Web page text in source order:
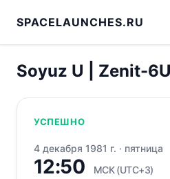
SPACELAUNCHES.RU
Soyuz U | Zenit-
УСПЕШНО
4 декабря 1981 г. · пятница
12:50 МСК (UTC+3)